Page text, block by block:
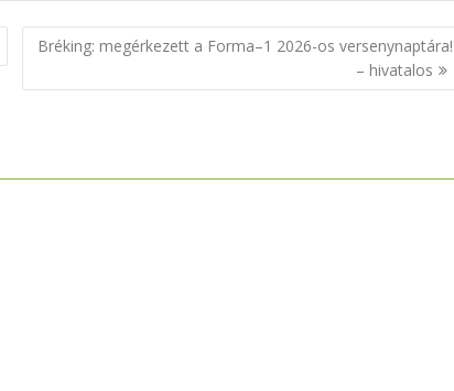
Bréking: megérkezett a Forma–1 2026-os versenynaptára!
– hivatalos